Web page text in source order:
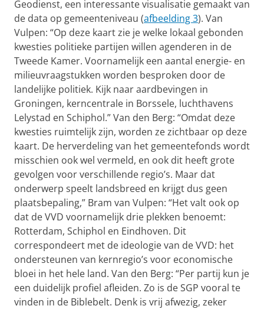
Geodienst, een interessante visualisatie gemaakt van
de data op gemeenteniveau (afbeelding 3). Van
Vulpen: “Op deze kaart zie je welke lokaal gebonden
kwesties politieke partijen willen agenderen in de
Tweede Kamer. Voornamelijk een aantal energie- en
milieuvraagstukken worden besproken door de
landelijke politiek. Kijk naar aardbevingen in
Groningen, kerncentrale in Borssele, luchthavens
Lelystad en Schiphol.” Van den Berg: “Omdat deze
kwesties ruimtelijk zijn, worden ze zichtbaar op deze
kaart. De herverdeling van het gemeentefonds wordt
misschien ook wel vermeld, en ook dit heeft grote
gevolgen voor verschillende regio’s. Maar dat
onderwerp speelt landsbreed en krijgt dus geen
plaatsbepaling,” Bram van Vulpen: “Het valt ook op
dat de VVD voornamelijk drie plekken benoemt:
Rotterdam, Schiphol en Eindhoven. Dit
correspondeert met de ideologie van de VVD: het
ondersteunen van kernregio’s voor economische
bloei in het hele land. Van den Berg: “Per partij kun je
een duidelijk profiel afleiden. Zo is de SGP vooral te
vinden in de Biblebelt. Denk is vrij afwezig, zeker